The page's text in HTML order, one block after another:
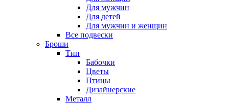
Для мужчин
Для детей
Для мужчин и женщин
Все подвески
Броши
Тип
Бабочки
Цветы
Птицы
Дизайнерские
Металл